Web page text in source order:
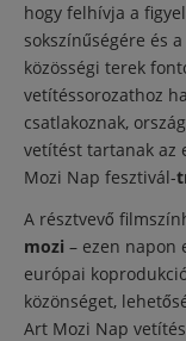
hogy felhívja a
sokszínűségére és
közösségi terek
vetítéssorozathoz
csatlakoznak,
vetítést tartanak az
Mozi Nap fesztivál-
A résztvevő
mozi – ezen napon
európai
közönséget,
Art Mozi Nap